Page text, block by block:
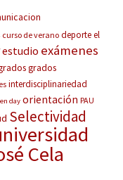
curso de verano deporteel
estudio exámenes
grados
interdisciplinariedad
day orientación PAU
Selectividad
Cela